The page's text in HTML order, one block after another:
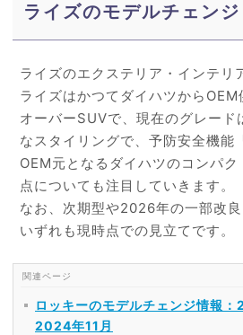
ライズのモデルチェン
ライズのエクステリア・インテリ
ライズはかつてダイハツから
オーバーSUVで、現在のグレー
なスタイリングで、予防安全機能
OEM元となるダイハツのコンパ
点についても注目していきます。
なお、次期型や2026年の一部改
いずれも現時点での見立てです。
ロッキーのモデルチェンジ情報
2024年11月